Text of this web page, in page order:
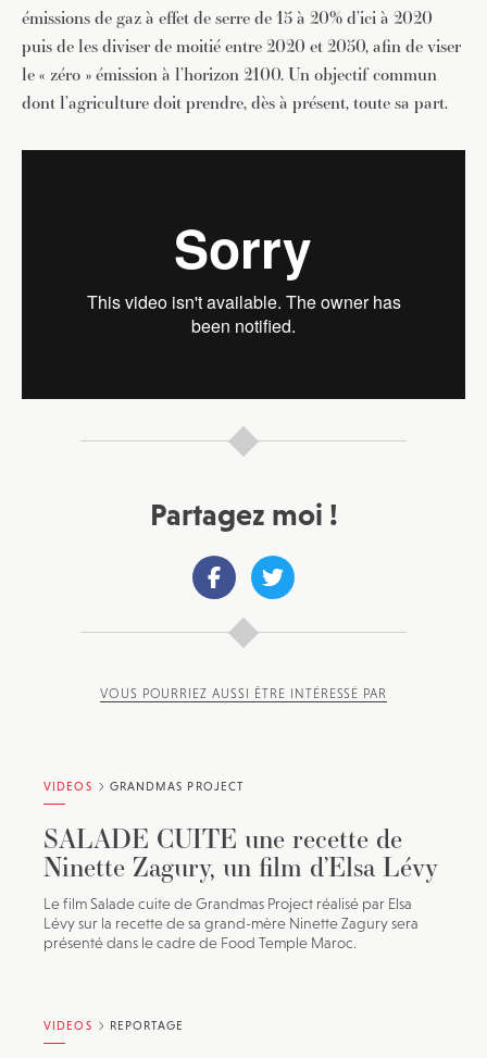
émissions de gaz à effet de serre de 15 à 20% d’ici à 2020
puis de les diviser de moitié entre 2020 et 2050, afin de viser
le « zéro » émission à l’horizon 2100. Un objectif commun
dont l’agriculture doit prendre, dès à présent, toute sa part.
Partagez moi !
VOUS POURRIEZ AUSSI ÊTRE INTÉRESSÉ PAR
VIDEOS GRANDMAS PROJECT
SALADE CUITE une recette de
Ninette Zagury, un film d’Elsa Lévy
Le film Salade cuite de Grandmas Project réalisé par Elsa
Lévy sur la recette de sa grand-mère Ninette Zagury sera
présenté dans le cadre de Food Temple Maroc.
VIDEOS REPORTAGE